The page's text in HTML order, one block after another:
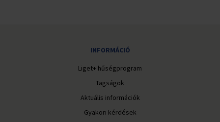
INFORMÁCIÓ
Liget+ hűségprogram
Tagságok
Aktuális információk
Gyakori kérdések